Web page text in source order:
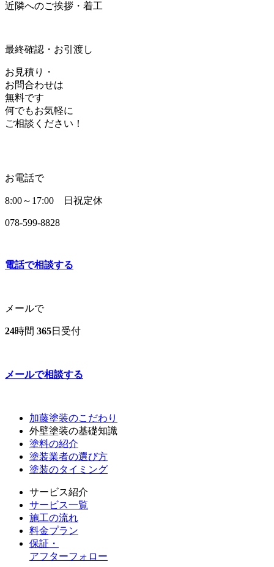
近隣へのご挨拶・着工
最終確認・お引渡し
お見積り・
お問合わせは
無料です
何でもお気軽に
ご相談ください！
お電話で
8:00～17:00 日祝定休
078-599-8828
電話で相談する
メールで
24時間 365日受付
メールで相談する
加藤塗装のこだわり
外壁塗装の基礎知識
塗料の紹介
塗装業者の選び方
塗装のタイミング
サービス紹介
サービス一覧
施工の流れ
料金プラン
保証・
アフターフォロー